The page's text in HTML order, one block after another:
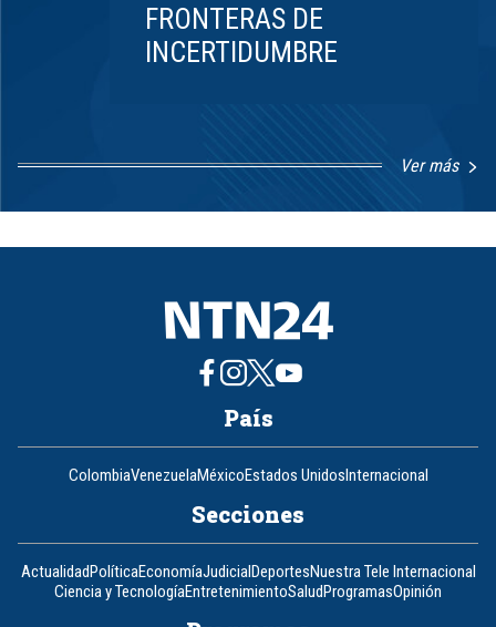
FRONTERAS DE
INCERTIDUMBRE
Ver más
8
País
ColombiaVenezuelaMéxicoEstados UnidosInternacional
Secciones
ActualidadPolíticaEconomíaJudicialDeportesNuestra Tele Internacional
Ciencia y TecnologíaEntretenimientoSaludProgramasOpinión